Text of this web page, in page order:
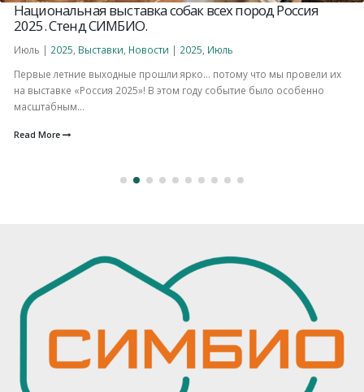
Национальная выставка собак всех пород Россия
2025. Стенд СИМБИО.
Июль | 2025 Выставки Новости | 2025 Июль
Первые летние выходные прошли ярко… потому что мы провели их
на выставке «Россия 2025»! В этом году событие было особенно
масштабным...
Read More